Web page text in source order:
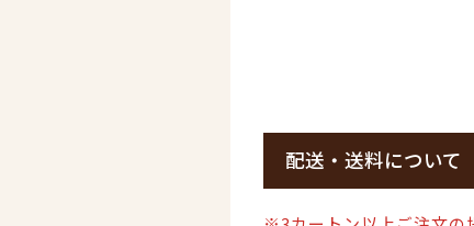
配送・送料について